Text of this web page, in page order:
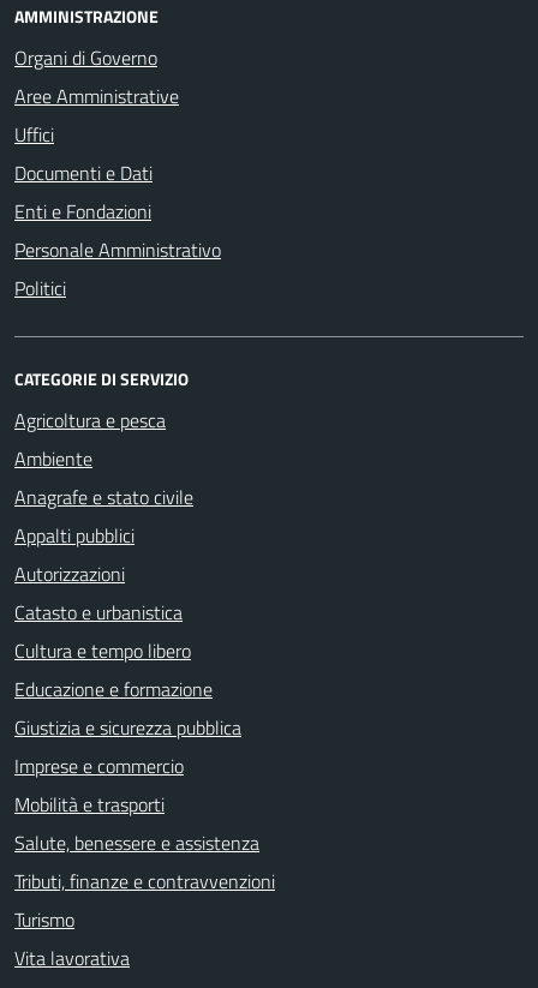
AMMINISTRAZIONE
Organi di Governo
Aree Amministrative
Uffici
Documenti e Dati
Enti e Fondazioni
Personale Amministrativo
Politici
CATEGORIE DI SERVIZIO
Agricoltura e pesca
Ambiente
Anagrafe e stato civile
Appalti pubblici
Autorizzazioni
Catasto e urbanistica
Cultura e tempo libero
Educazione e formazione
Giustizia e sicurezza pubblica
Imprese e commercio
Mobilità e trasporti
Salute, benessere e assistenza
Tributi, finanze e contravvenzioni
Turismo
Vita lavorativa